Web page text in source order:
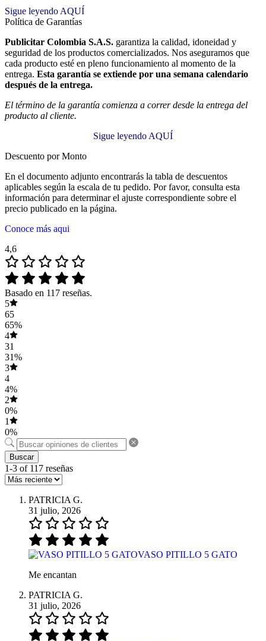
Sigue leyendo AQUÍ
Política de Garantías
Publicitar Colombia S.A.S. garantiza la calidad, idoneidad y
seguridad de los productos comercializados. Nos aseguramos que
cada producto esté en pleno funcionamiento al momento de la
entrega. Esta garantía se extiende por una semana calendario
después de la entrega.
El término de la garantía comienza a correr desde la entrega del
producto al cliente.
Sigue leyendo AQUÍ
Descuento por Monto
En el documento adjunto encontrarás la tabla de descuentos
aplicables según la escala de tu pedido. Por favor, consulta esta
información para determinar el ajuste correspondiente sobre el
precio publicado en la página.
Conoce más aqui
4,6
Basado en 117 reseñas.
5
65
65%
4
31
31%
3
4
4%
2
0%
1
0%
Buscar
1-3 of 117 reseñas
PATRICIA G.
31 julio, 2026
VASO PITILLO 5 GATO
Me encantan
PATRICIA G.
31 julio, 2026